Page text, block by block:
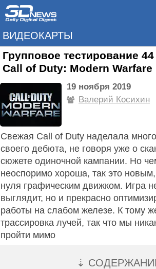
ВИДЕОКАРТЫ
Групповое тестирование
Call of Duty: Modern Warfare
19 ноября 2019
Валерий Косихин
Свежая Call of Duty наделала
своего дебюта, не говоря уже о
сюжете одиночной кампании. Но
неоспоримо хороша, так это
нуля графическим движком. Игра
выглядит, но и прекрасно
работы на слабом железе. К тому
трассировка лучей, так что мы
пройти мимо
⇣